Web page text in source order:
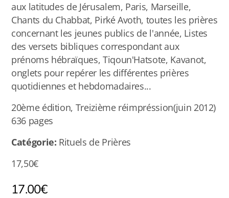
aux latitudes de Jérusalem, Paris, Marseille,
Chants du Chabbat, Pirké Avoth, toutes les prières
concernant les jeunes publics de l'année, Listes
des versets bibliques correspondant aux
prénoms hébraïques, Tiqoun'Hatsote, Kavanot,
onglets pour repérer les différentes prières
quotidiennes et hebdomadaires...
20ème édition, Treizième réimpréssion(juin 2012)
636 pages
Catégorie: Rituels de Prières
17,50€
17.00€